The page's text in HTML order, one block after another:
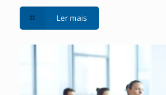
Ler mais